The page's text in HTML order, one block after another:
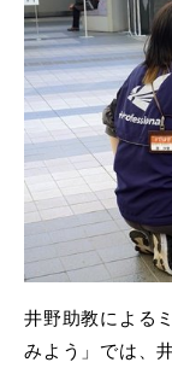
井野助教による
みよう」では、